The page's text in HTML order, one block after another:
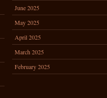
June 2025
May 2025
April 2025
March 2025
February 2025